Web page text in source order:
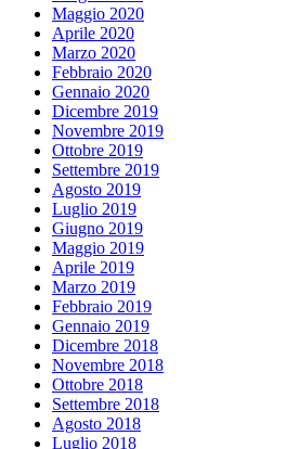
Maggio 2020
Aprile 2020
Marzo 2020
Febbraio 2020
Gennaio 2020
Dicembre 2019
Novembre 2019
Ottobre 2019
Settembre 2019
Agosto 2019
Luglio 2019
Giugno 2019
Maggio 2019
Aprile 2019
Marzo 2019
Febbraio 2019
Gennaio 2019
Dicembre 2018
Novembre 2018
Ottobre 2018
Settembre 2018
Agosto 2018
Luglio 2018